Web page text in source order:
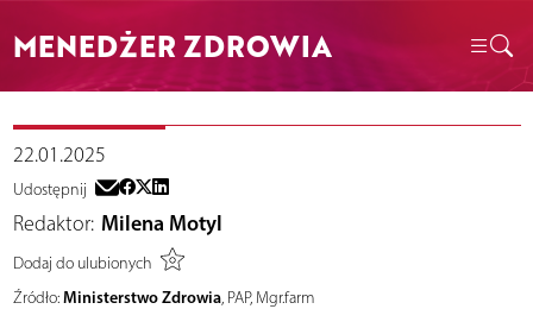
MENEDŻER ZDROWIA
22.01.2025
Udostępnij
Redaktor: Milena Motyl
Dodaj do ulubionych
Źródło: Ministerstwo Zdrowia, PAP, Mgr.farm